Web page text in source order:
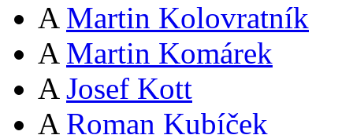
A Martin Kolovratník
A Martin Komárek
A Josef Kott
A Roman Kubíček